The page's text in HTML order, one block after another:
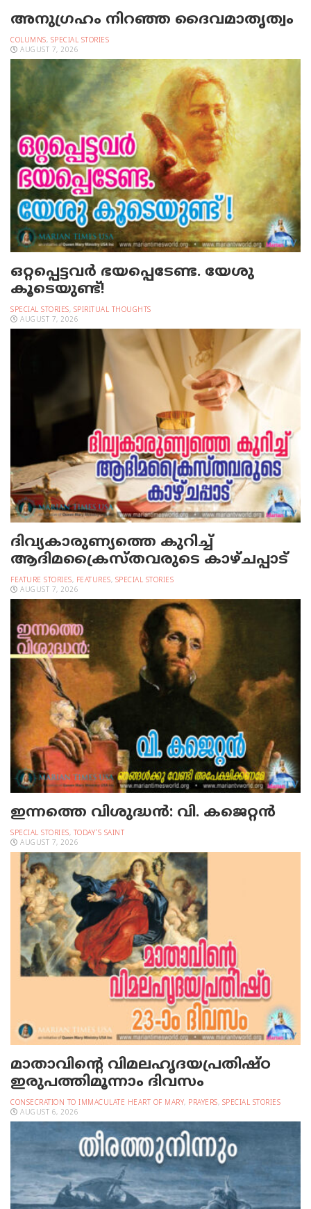
അനുഗ്രഹം നിറഞ്ഞ ദൈവമാതൃത്വം
COLUMNS, SPECIAL STORIES
AUGUST 7, 2026
ഒറ്റപ്പെട്ടവര്‍ ഭയപ്പെടേണ്ട. യേശു
കൂടെയുണ്ട്!
SPECIAL STORIES, SPIRITUAL THOUGHTS
AUGUST 7, 2026
ദിവ്യകാരുണ്യത്തെ കുറിച്ച്
ആദിമക്രൈസ്തവരുടെ കാഴ്ചപ്പാട്
FEATURE STORIES, FEATURES, SPECIAL STORIES
AUGUST 7, 2026
ഇന്നത്തെ വിശുദ്ധന്‍: വി. കജെറ്റന്‍
SPECIAL STORIES, TODAY'S SAINT
AUGUST 7, 2026
മാതാവിന്റെ വിമലഹൃദയപ്രതിഷ്ഠ
ഇരുപത്തിമൂന്നാം ദിവസം
CONSECRATION TO IMMACULATE HEART OF MARY, PRAYERS, SPECIAL STORIES
AUGUST 6, 2026